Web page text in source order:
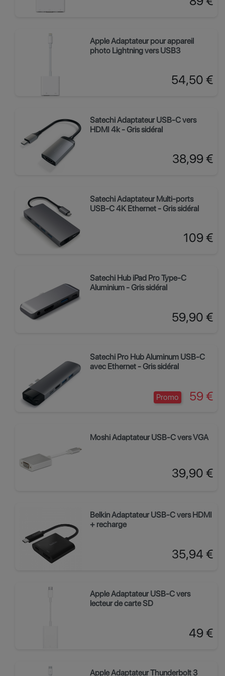
Apple Adaptateur pour appareil
photo Lightning vers USB3
Prix
54,50 €
Satechi Adaptateur USB-C vers
HDMI 4k - Gris sidéral
Prix
38,99 €
Satechi Adaptateur Multi-ports
USB-C 4K Ethernet - Gris sidéral
Prix
109 €
Satechi Hub iPad Pro Type-C
Aluminium - Gris sidéral
Prix
59,90 €
Satechi Pro Hub Aluminum USB-C
avec Ethernet - Gris sidéral
Promo Prix
59 €
Moshi Adaptateur USB-C vers VGA
Prix
39,90 €
Belkin Adaptateur USB-C vers HDMI
+ recharge
Prix
35,94 €
Apple Adaptateur USB‑C vers
lecteur de carte SD
Prix
49 €
Apple Adaptateur Thunderbolt 3